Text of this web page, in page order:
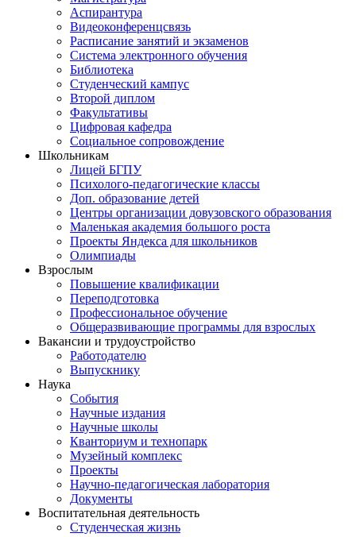
Аспирантура
Видеоконференцсвязь
Расписание занятий и экзаменов
Система электронного обучения
Библиотека
Студенческий кампус
Второй диплом
Факультативы
Цифровая кафедра
Социальное сопровождение
Школьникам
Лицей БГПУ
Психолого-педагогические классы
Доп. образование детей
Центры организации довузовского образования
Маленькая академия большого роста
Проекты Яндекса для школьников
Олимпиады
Взрослым
Повышение квалификации
Переподготовка
Профессиональное обучение
Общеразвивающие программы для взрослых
Вакансии и трудоустройство
Работодателю
Выпускнику
Наука
События
Научные издания
Научные школы
Кванториум и технопарк
Музейный комплекс
Проекты
Научно-педагогическая лаборатория
Документы
Воспитательная деятельность
Студенческая жизнь